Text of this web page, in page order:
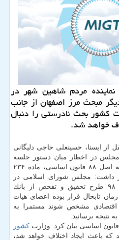
مردم شاهین شهر در
مبحث مرز اصفهان از جانب
كشور بحث نادرستی را دنبال
خواهد شد.
ایسنا، حسینعلی حاجی دلیگانی
در اخطار میان دستور جلسه
علنی امروز مجلس با استناد به اصل ۸۸ قانون اساسی، ماده ۲۳۴
داشت: مجلس شورای اسلامی در
تاریخ ۱۵ اردیبهشت ماه سال ۹۸ طرح تحقیق و تفحص از بانك
تابحال قرار بوده اعضای هیات
مشخص شوند مستمرا به
نتیجه برسانید.
كشور
كه باعث ایجاد اختلاف خواهد شد،